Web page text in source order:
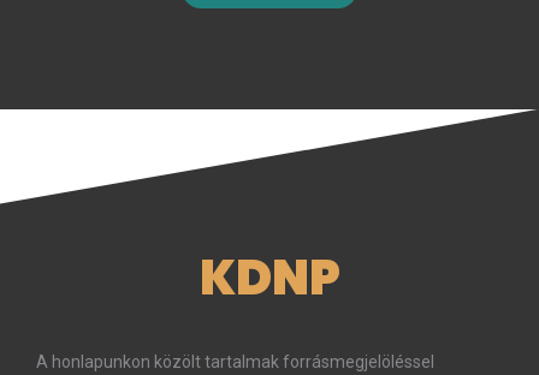
KDNP
A honlapunkon közölt tartalmak forrásmegjelöléssel